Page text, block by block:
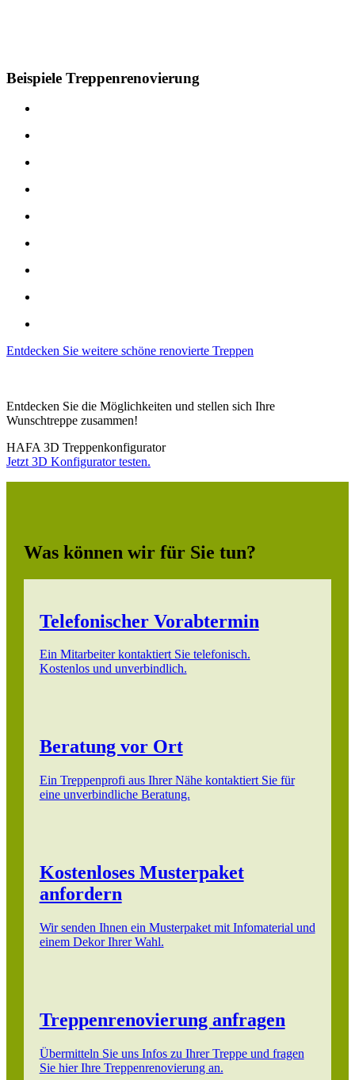
Beispiele Treppenrenovierung
Entdecken Sie weitere schöne renovierte Treppen
Entdecken Sie die Möglichkeiten und stellen sich Ihre
Wunschtreppe zusammen!
HAFA 3D Treppenkonfigurator
Jetzt 3D Konfigurator testen.
Was können wir für Sie tun?
Telefonischer Vorabtermin
Ein Mitarbeiter kontaktiert Sie telefonisch.
Kostenlos und unverbindlich.
Beratung vor Ort
Ein Treppenprofi aus Ihrer Nähe kontaktiert Sie für
eine unverbindliche Beratung.
Kostenloses Musterpaket
anfordern
Wir senden Ihnen ein Musterpaket mit Infomaterial und
einem Dekor Ihrer Wahl.
Treppenrenovierung anfragen
Übermitteln Sie uns Infos zu Ihrer Treppe und fragen
Sie hier Ihre Treppenrenovierung an.